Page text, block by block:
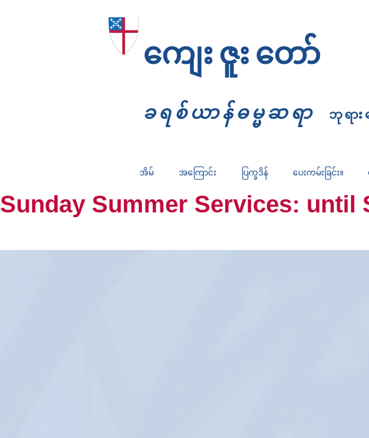
ကျေးဇူးတော်
ခရစ်ယာန်ဓမ္မဆရာ ဘုရား
အိမ် အကြောင်း ပြက္ခဒိန် ပေးကမ်းခြင်း။
Sunday Summer Services: until